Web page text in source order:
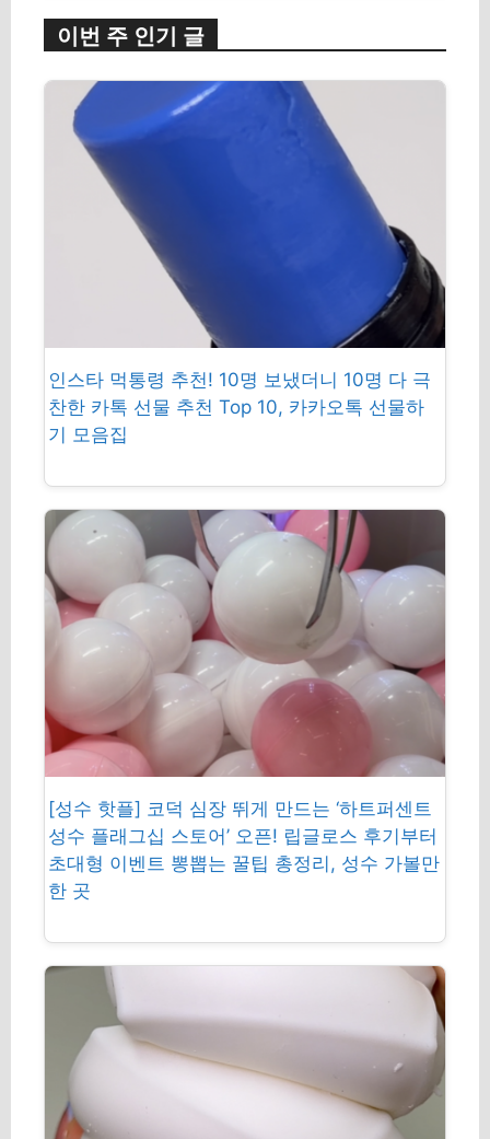
이번 주 인기 글
인스타 먹통령 추천! 10명 보냈더니 10명 다 극
찬한 카톡 선물 추천 Top 10, 카카오톡 선물하
기 모음집
[성수 핫플] 코덕 심장 뛰게 만드는 ‘하트퍼센트
성수 플래그십 스토어’ 오픈! 립글로스 후기부터
초대형 이벤트 뽕뽑는 꿀팁 총정리, 성수 가볼만
한 곳